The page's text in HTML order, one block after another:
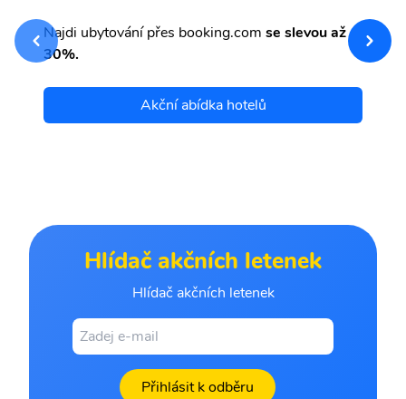
Najdi ubytování přes booking.com se slevou až
30%.
Akční abídka hotelů
Hlídač akčních letenek
Hlídač akčních letenek
Přihlásit k odběru